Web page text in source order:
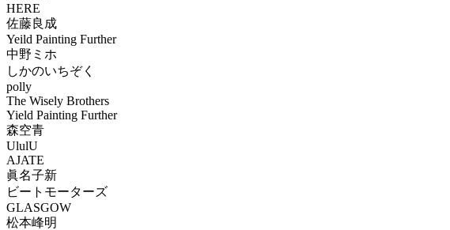
HERE
佐藤良成
Yeild Painting Further
中野ミホ
しかのいちぞく
polly
The Wisely Brothers
Yield Painting Further
森空青
UlulU
AJATE
眞名子新
ビートモーターズ
GLASGOW
松本峰明